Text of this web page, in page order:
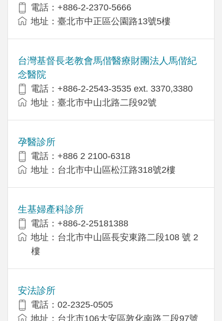
電話：+886-2-2370-5666
地址：臺北市中正區公園路13號5樓
台灣基督長老教會馬偕醫療財團法人馬偕紀
念醫院
電話：+886-2-2543-3535 ext. 3370,3380
地址：臺北市中山北路二段92號
孕醫診所
電話：+886 2 2100-6318
地址：台北市中山區松江路318號2樓
生基婦產科診所
電話：+886-2-25181388
地址：台北市中山區長安東路二段108 號 2
樓
安法診所
電話：02-2325-0505
地址：台北市106大安區敦化南路二段97號